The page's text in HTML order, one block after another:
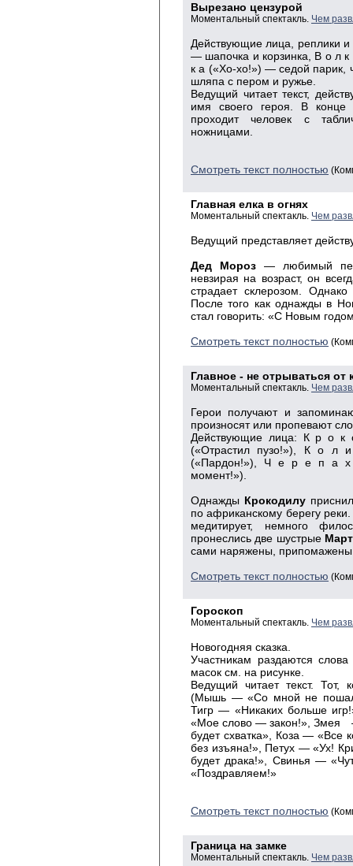
Вырезано цензурой
Моментальный спектакль. Чем
Действующие лица, реплики
— шапочка и корзинка, В о л
к а («Хо-хо!») — седой парик,
шляпа с пером и ружье.
Ведущий читает текст,
имя своего героя. В конце
проходит человек с
ножницами.
Смотреть текст полностью
Главная елка в огнях
Моментальный спектакль. Чем
Ведущий представляет
Дед Мороз — любимый
невзирая на возраст, он
страдает склерозом.
После того как однажды в
стал говорить: «С Новым
Смотреть текст полностью
Главное - не отрываться от
Моментальный спектакль. Чем
Герои получают и
произносят или пропевают
Действующие лица: К р о
(«Отрастил пузо!»), К о л
(«Пардон!»), Ч е р е п а х
момент!»).
Однажды Крокодилу
по африканскому берегу
медитирует, немного
пронеслись две шустрые
сами наряжены,
Смотреть текст полностью
Гороскоп
Моментальный спектакль. Чем
Новогодняя сказка.
Участникам раздаются
масок см. на рисунке.
Ведущий читает текст. Тот,
(Мышь — «Со мной не
Тигр — «Никаких больше
«Мое слово — закон!», Змея
будет схватка», Коза — «Все
без изъяна!», Петух — «Ух!
будет драка!», Свинья —
«Поздравляем!»
Смотреть текст полностью
Граница на замке
Моментальный спектакль. Чем